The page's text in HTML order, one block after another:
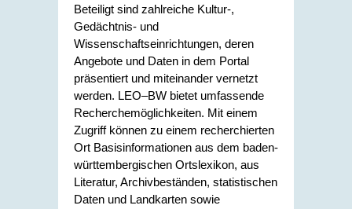
Beteiligt sind zahlreiche Kultur-,
Gedächtnis- und
Wissenschaftseinrichtungen, deren
Angebote und Daten in dem Portal
präsentiert und miteinander vernetzt
werden. LEO–BW bietet umfassende
Recherchemöglichkeiten. Mit einem
Zugriff können zu einem recherchierten
Ort Basisinformationen aus dem baden-
württembergischen Ortslexikon, aus
Literatur, Archivbeständen, statistischen
Daten und Landkarten sowie